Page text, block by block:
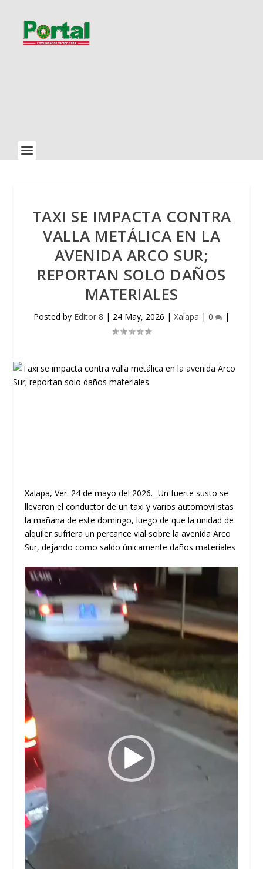
TAXI SE IMPACTA CONTRA
VALLA METÁLICA EN LA
AVENIDA ARCO SUR;
REPORTAN SOLO DAÑOS
MATERIALES
Posted by Editor 8 | 24 May, 2026 | Xalapa | 0 |
Xalapa, Ver. 24 de mayo del 2026.- Un fuerte susto se
llevaron el conductor de un taxi y varios automovilistas
la mañana de este domingo, luego de que la unidad de
alquiler sufriera un percance vial sobre la avenida Arco
Sur, dejando como saldo únicamente daños materiales
Reproductor
de
vídeo